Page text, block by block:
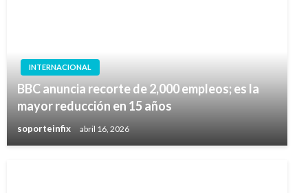
INTERNACIONAL
BBC anuncia recorte de 2,000 empleos; es la
mayor reducción en 15 años
soporteinfix abril 16, 2026